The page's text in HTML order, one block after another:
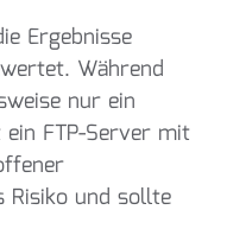
Ergebnisse
Während
nur ein
FTP-Server mit
Risiko und sollte